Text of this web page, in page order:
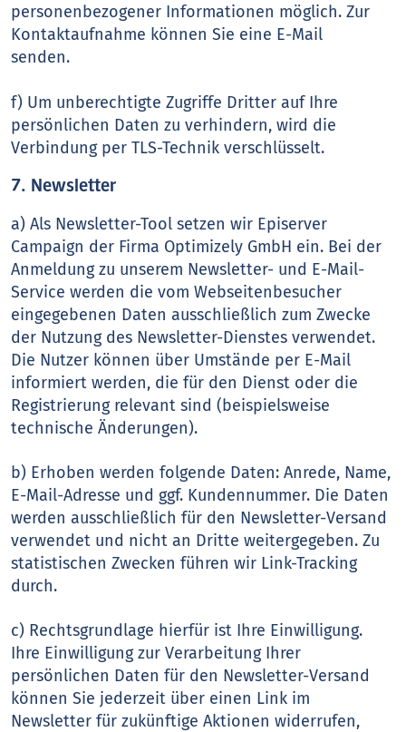
personenbezogener Informationen möglich. Zur
Kontaktaufnahme können Sie eine E-Mail
senden.
f) Um unberechtigte Zugriffe Dritter auf Ihre
persönlichen Daten zu verhindern, wird die
Verbindung per TLS-Technik verschlüsselt.
7. Newsletter
a) Als Newsletter-Tool setzen wir Episerver
Campaign der Firma Optimizely GmbH ein. Bei der
Anmeldung zu unserem Newsletter- und E-Mail-
Service werden die vom Webseitenbesucher
eingegebenen Daten ausschließlich zum Zwecke
der Nutzung des Newsletter-Dienstes verwendet.
Die Nutzer können über Umstände per E-Mail
informiert werden, die für den Dienst oder die
Registrierung relevant sind (beispielsweise
technische Änderungen).
b) Erhoben werden folgende Daten: Anrede, Name,
E-Mail-Adresse und ggf. Kundennummer. Die Daten
werden ausschließlich für den Newsletter-Versand
verwendet und nicht an Dritte weitergegeben. Zu
statistischen Zwecken führen wir Link-Tracking
durch.
c) Rechtsgrundlage hierfür ist Ihre Einwilligung.
Ihre Einwilligung zur Verarbeitung Ihrer
persönlichen Daten für den Newsletter-Versand
können Sie jederzeit über einen Link im
Newsletter für zukünftige Aktionen widerrufen,